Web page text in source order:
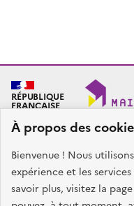
À propos des
Bienvenue ! Nous
expérience et les
savoir plus, visitez la page
RÉPUBLIQUE
FRANÇAISE
SIEC - Maison des
Académies de Créteil,
7, rue Ernest Renan
94749 ARCUEIL CEDEX